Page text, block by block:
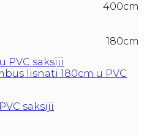
400cm
180cm
saksiji